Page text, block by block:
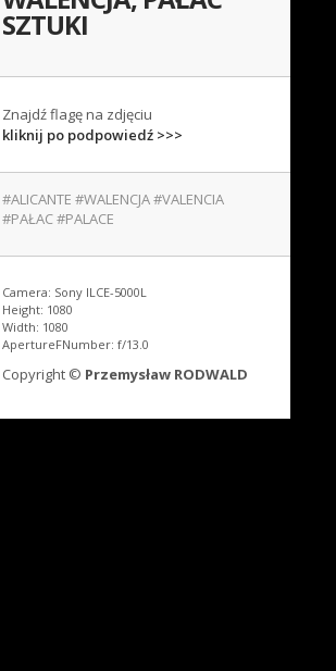
SZTUKI
Znajdź flagę na zdjęciu
kliknij po podpowiedź >>>
#ALICANTE #WALENCJA #VALENCIA
#PAŁAC #PALACE
Camera: Sony ILCE-5000L
Height: 1080
Width: 1080
ApertureFNumber: f/13.0
Copyright © Przemysław RODWALD